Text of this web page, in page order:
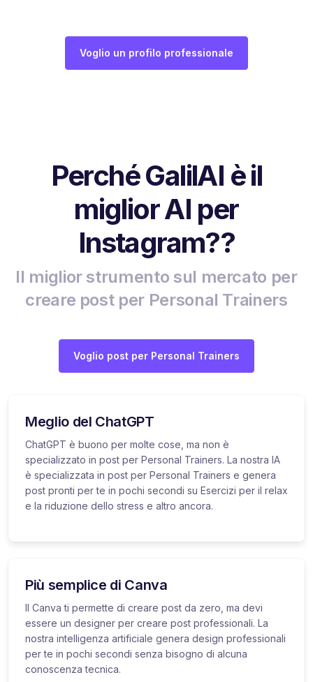
Voglio un profilo professionale
Perché GalilAI è il
miglior AI per
Instagram??
Il miglior strumento sul mercato per
creare post per Personal Trainers
Voglio post per Personal Trainers
Meglio del ChatGPT
ChatGPT è buono per molte cose, ma non è
specializzato in post per Personal Trainers. La nostra IA
è specializzata in post per Personal Trainers e genera
post pronti per te in pochi secondi su Esercizi per il relax
e la riduzione dello stress e altro ancora.
Più semplice di Canva
Il Canva ti permette di creare post da zero, ma devi
essere un designer per creare post professionali. La
nostra intelligenza artificiale genera design professionali
per te in pochi secondi senza bisogno di alcuna
conoscenza tecnica.